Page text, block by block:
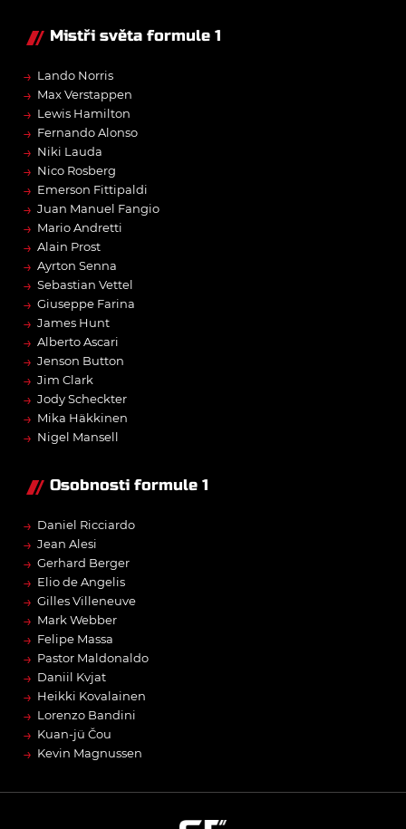
Mistři světa formule 1
→ Lando Norris
→ Max Verstappen
→ Lewis Hamilton
→ Fernando Alonso
→ Niki Lauda
→ Nico Rosberg
→ Emerson Fittipaldi
→ Juan Manuel Fangio
→ Mario Andretti
→ Alain Prost
→ Ayrton Senna
→ Sebastian Vettel
→ Giuseppe Farina
→ James Hunt
→ Alberto Ascari
→ Jenson Button
→ Jim Clark
→ Jody Scheckter
→ Mika Häkkinen
→ Nigel Mansell
Osobnosti formule 1
→ Daniel Ricciardo
→ Jean Alesi
→ Gerhard Berger
→ Elio de Angelis
→ Gilles Villeneuve
→ Mark Webber
→ Felipe Massa
→ Pastor Maldonaldo
→ Daniil Kvjat
→ Heikki Kovalainen
→ Lorenzo Bandini
→ Kuan-jü Čou
→ Kevin Magnussen